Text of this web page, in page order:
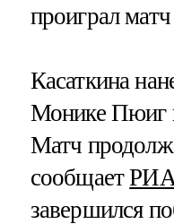
проиграл матч
Касаткина
Монике Пюиг
Матч
сообщает
завершился